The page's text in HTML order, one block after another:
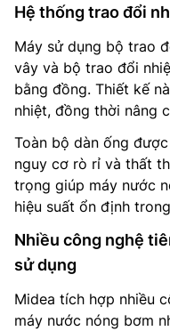
Hệ thống trao đổi
Máy sử dụng bộ trao
vây và bộ trao đổi
bằng đồng. Thiết kế
nhiệt, đồng thời nâng
Toàn bộ dàn ống
nguy cơ rò rỉ và thất
trọng giúp máy nước
hiệu suất ổn định
Nhiều công nghệ
sử dụng
Midea tích hợp nhiều
máy nước nóng bơm